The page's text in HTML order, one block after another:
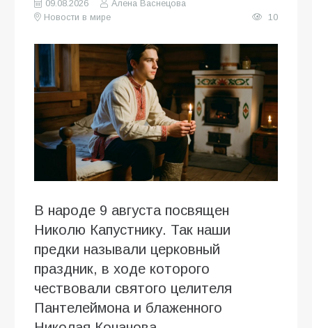
09.08.2026
Алена Васнецова
Новости в мире
10
В народе 9 августа посвящен
Николю Капустнику. Так наши
предки называли церковный
праздник, в ходе которого
чествовали святого целителя
Пантелеймона и блаженного